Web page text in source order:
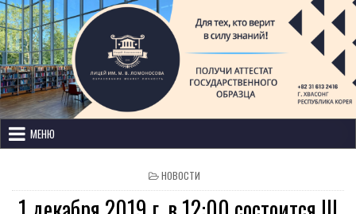
Лицей имени М. В. Ломоносова
с изучением иностранных языков
МЕНЮ
НОВОСТИ